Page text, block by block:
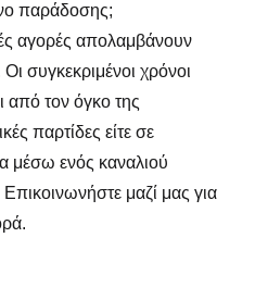
παράδοσης;
αγορές απολαμβάνουν
συγκεκριμένοι χρόνοι
από τον όγκο της
παρτίδες είτε σε
μέσω ενός καναλιού
μαζί μας για